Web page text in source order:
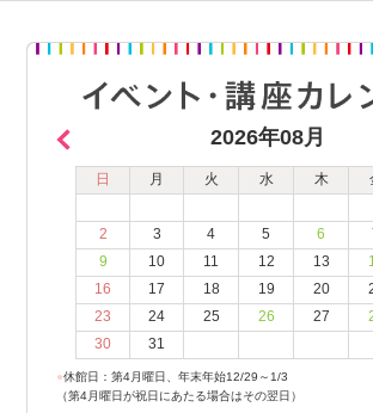
2026年08月
日 月 火 水 木
2
3 4 5 6
9
10 11 12 13
16
17 18 19 20
23
24 25 26 27
30
31
●休館日：第4月曜日、年末年始12/29～1/3
（第4月曜日が祝日にあたる場合はその翌日）